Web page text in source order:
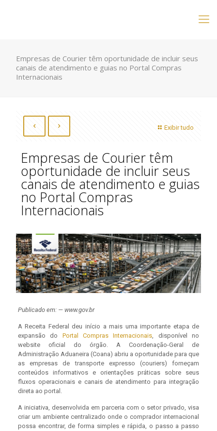
Empresas de Courier têm oportunidade de incluir seus
canais de atendimento e guias no Portal Compras
Internacionais
Exibir tudo
Empresas de Courier têm
oportunidade de incluir seus
canais de atendimento e guias
no Portal Compras
Internacionais
Publicado em: — www.gov.br
A Receita Federal deu início a mais uma importante etapa de
expansão do Portal Compras Internacionais, disponível no
website oficial do órgão. A Coordenação-Geral de
Administração Aduaneira (Coana) abriu a oportunidade para que
as empresas de transporte expresso (couriers) forneçam
conteúdos informativos e orientações práticas sobre seus
fluxos operacionais e canais de atendimento para integração
direta ao portal.
A iniciativa, desenvolvida em parceria com o setor privado, visa
criar um ambiente centralizado onde o comprador internacional
possa encontrar, de forma simples e rápida, o passo a passo